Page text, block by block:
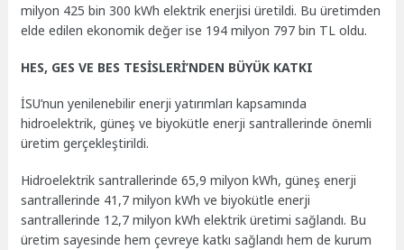
milyon 425 bin 300 kWh elektrik enerjisi üretildi. Bu üretimden
elde edilen ekonomik değer ise 194 milyon 797 bin TL oldu.
HES, GES VE BES TESİSLERİ’NDEN BÜYÜK KATKI
İSU’nun yenilenebilir enerji yatırımları kapsamında
hidroelektrik, güneş ve biyokütle enerji santrallerinde önemli
üretim gerçekleştirildi.
Hidroelektrik santrallerinde 65,9 milyon kWh, güneş enerji
santrallerinde 41,7 milyon kWh ve biyokütle enerji
santrallerinde 12,7 milyon kWh elektrik üretimi sağlandı. Bu
üretim sayesinde hem çevreye katkı sağlandı hem de kurum